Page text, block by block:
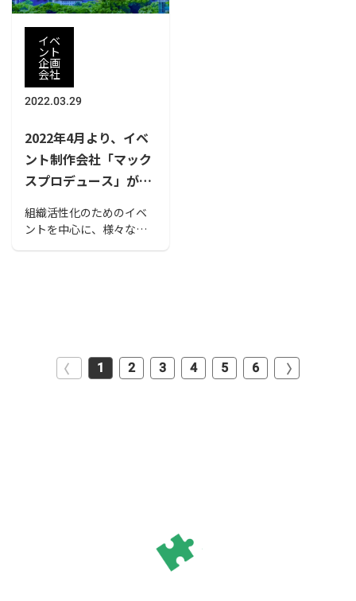
イベ
ント
企画
会社
2022.03.29
2022年4月より、イベ
ント制作会社「マック
スプロデュース」が大
組織活性化のためのイベ
ントを中心に、様々なイ
1 2 3 4 5 6